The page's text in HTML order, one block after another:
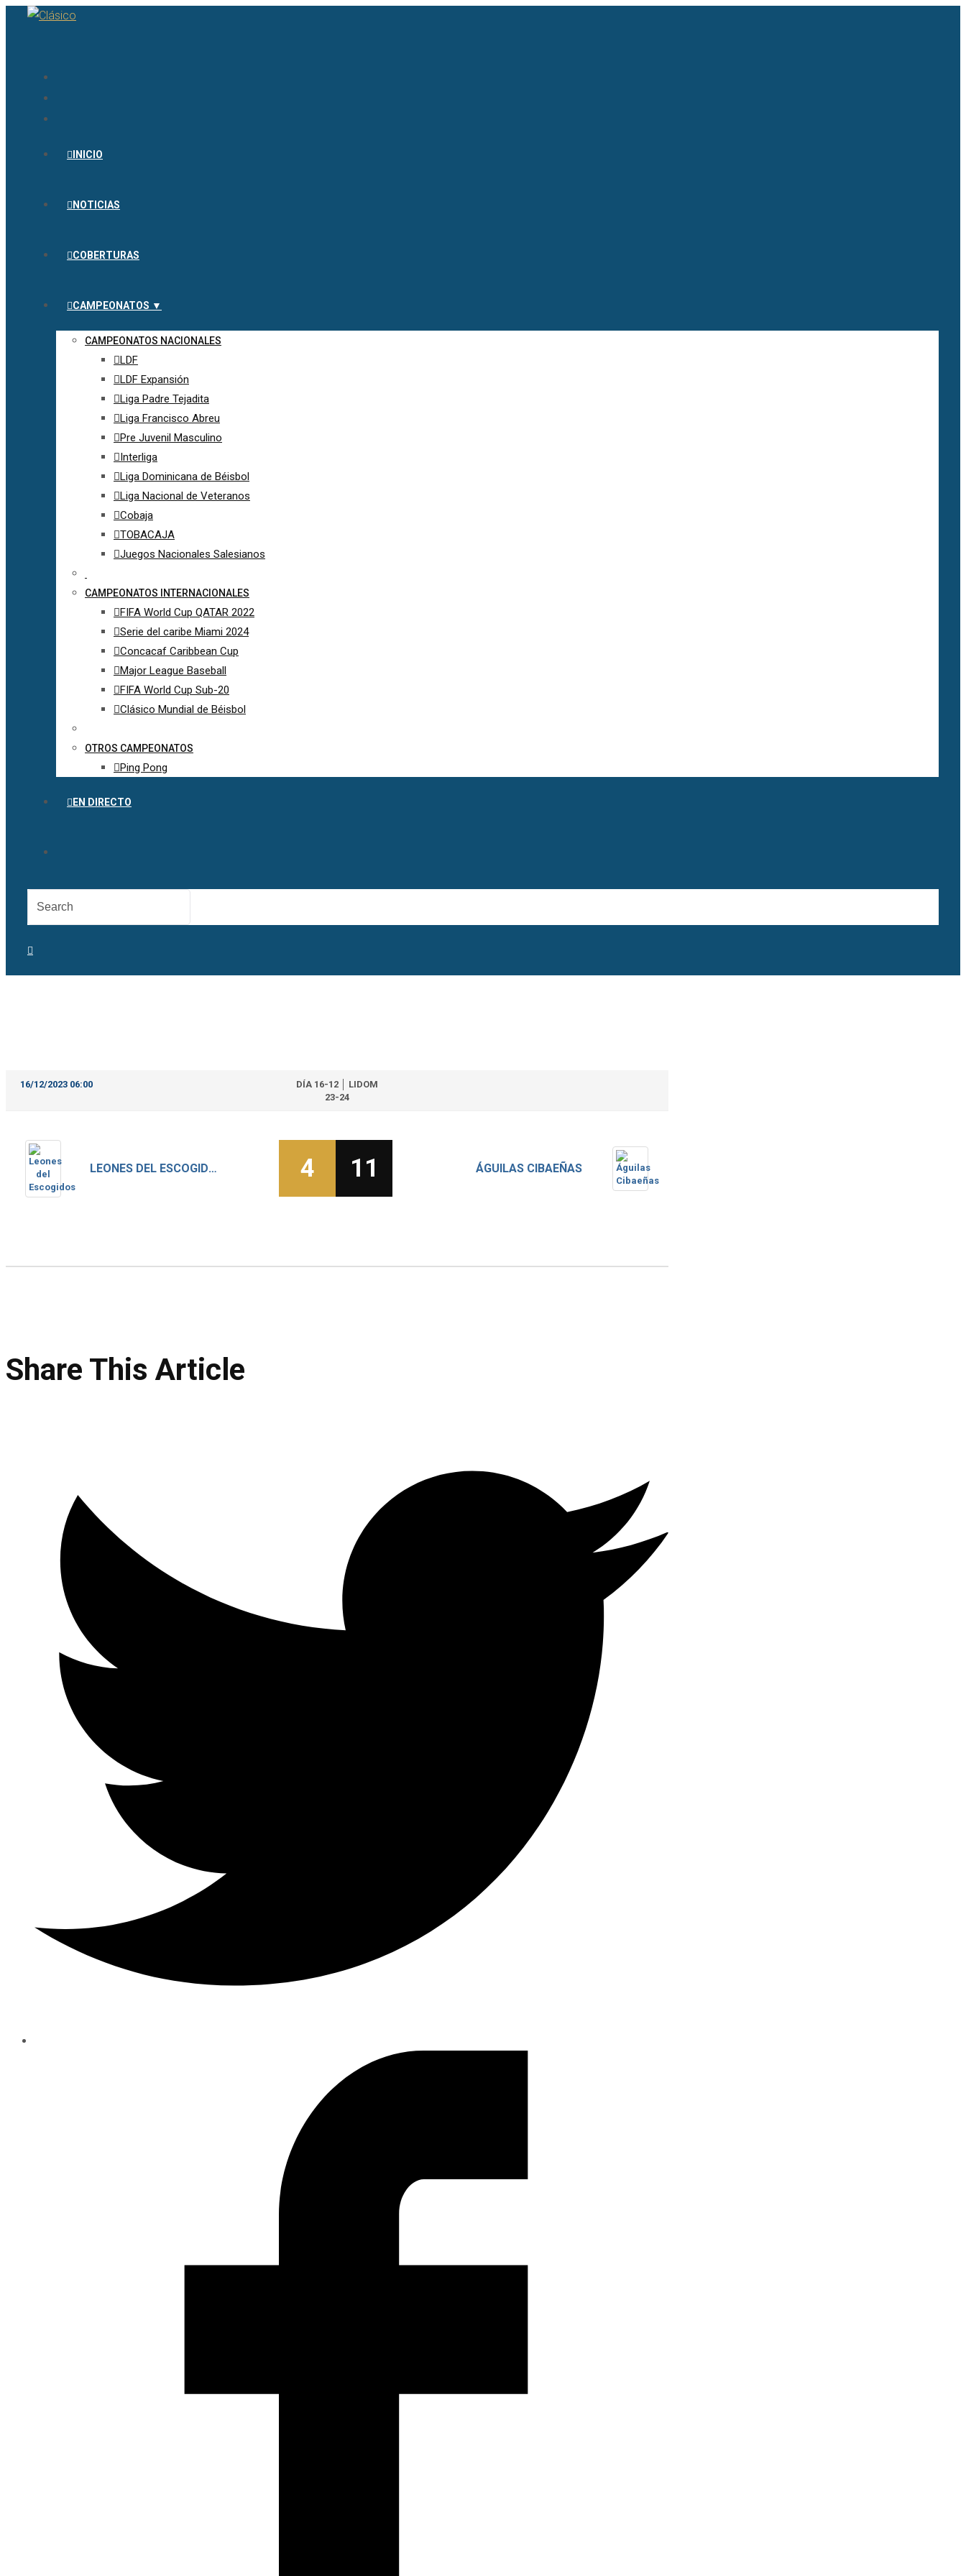
INICIO
NOTICIAS
COBERTURAS
CAMPEONATOS ▼
CAMPEONATOS NACIONALES
LDF
LDF Expansión
Liga Padre Tejadita
Liga Francisco Abreu
Pre Juvenil Masculino
Interliga
Liga Dominicana de Béisbol
Liga Nacional de Veteranos
Cobaja
TOBACAJA
Juegos Nacionales Salesianos
CAMPEONATOS INTERNACIONALES
FIFA World Cup QATAR 2022
Serie del caribe Miami 2024
Concacaf Caribbean Cup
Major League Baseball
FIFA World Cup Sub-20
Clásico Mundial de Béisbol
OTROS CAMPEONATOS
Ping Pong
EN DIRECTO
16/12/2023 06:00
DÍA 16-12 │ LIDOM
23-24
LEONES DEL ESCOGIDOS ÁGUILAS CIBAEÑAS
4 11
Share This Article